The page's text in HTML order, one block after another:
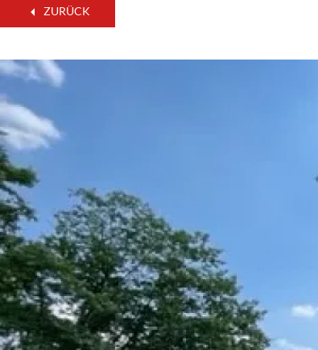
ZURÜCK